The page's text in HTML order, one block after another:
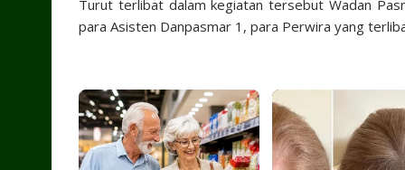
Turut terlibat dalam kegiatan tersebut Wadan
para Asisten Danpasmar 1, para Perwira yang